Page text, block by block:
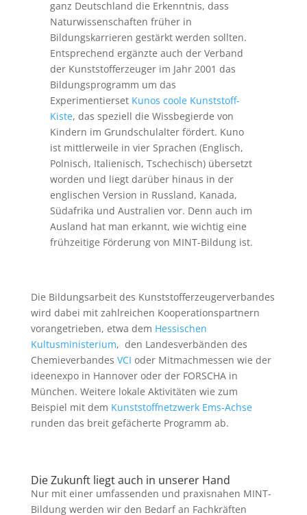
ganz Deutschland die Erkenntnis, dass
Naturwissenschaften früher in
Bildungskarrieren gestärkt werden sollten.
Entsprechend ergänzte auch der Verband
der Kunststofferzeuger im Jahr 2001 das
Bildungsprogramm um das
Experimentierset Kunos coole Kunststoff-
Kiste, das speziell die Wissbegierde von
Kindern im Grundschulalter fördert. Kuno
ist mittlerweile in vier Sprachen (Englisch,
Polnisch, Italienisch, Tschechisch) übersetzt
worden und liegt darüber hinaus in der
englischen Version in Russland, Kanada,
Südafrika und Australien vor. Denn auch im
Ausland hat man erkannt, wie wichtig eine
frühzeitige Förderung von MINT-Bildung ist.
Die Bildungsarbeit des Kunststofferzeugerverbandes
wird dabei mit zahlreichen Kooperationspartnern
vorangetrieben, etwa dem Hessischen
Kultusministerium, den Landesverbänden des
Chemieverbandes VCI oder Mitmachmessen wie der
ideenexpo in Hannover oder der FORSCHA in
München. Weitere lokale Aktivitäten wie zum
Beispiel mit dem Kunststoffnetzwerk Ems-Achse
runden das breit gefächerte Programm ab.
Die Zukunft liegt auch in unserer Hand
Nur mit einer umfassenden und praxisnahen MINT-
Bildung werden wir den Bedarf an Fachkräften